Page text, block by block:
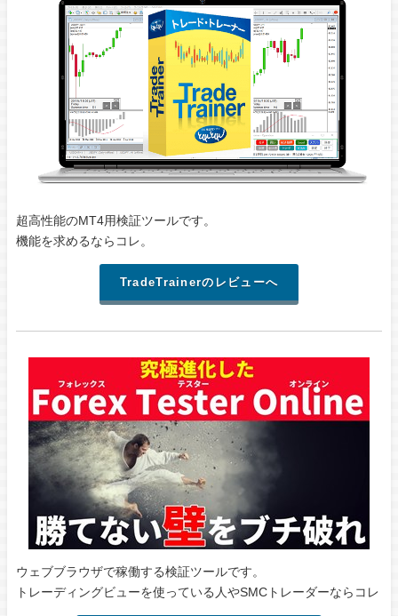
超高性能のMT4用検証ツールです。
機能を求めるならコレ。
TradeTrainerのレビューへ
ウェブブラウザで稼働する検証ツールです。
トレーディングビューを使っている人やSMCトレーダーならコレ